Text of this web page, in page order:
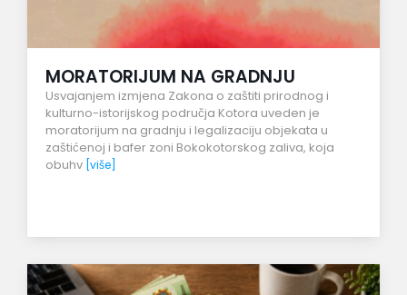
MORATORIJUM NA GRADNJU
Usvajanjem izmjena Zakona o zaštiti prirodnog i
kulturno-istorijskog područja Kotora uveden je
moratorijum na gradnju i legalizaciju objekata u
zaštićenoj i bafer zoni Bokokotorskog zaliva, koja
obuhv [više]